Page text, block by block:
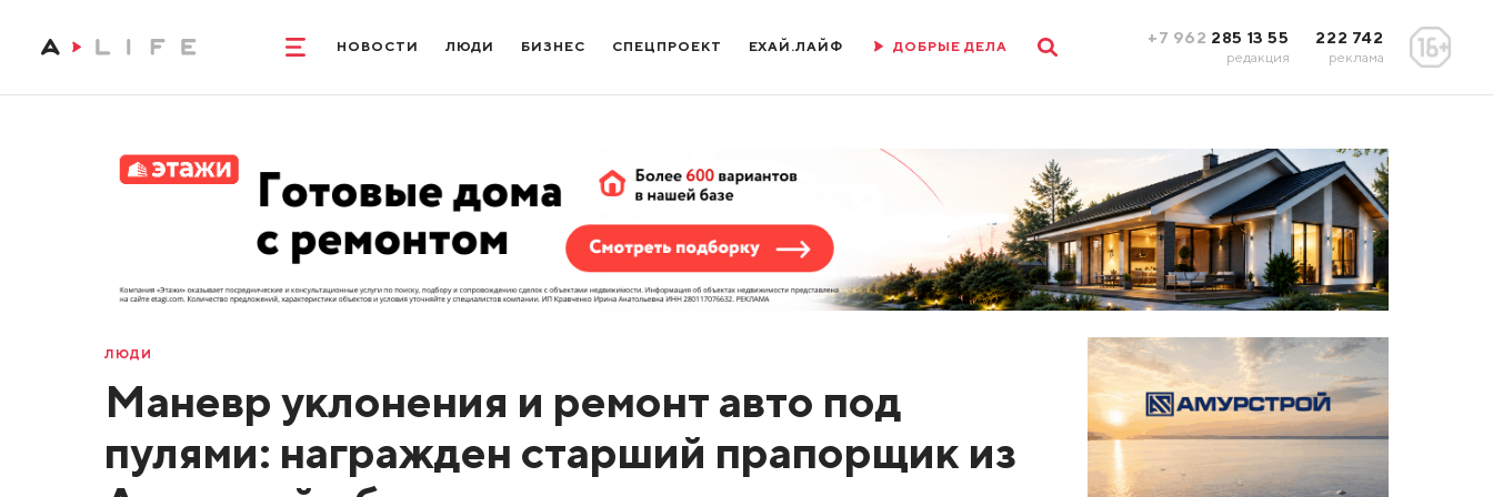
НОВОСТИ ЛЮДИ БИЗНЕС СПЕЦПРОЕКТ ЕХАЙ.ЛАЙФ ДОБРЫЕ ДЕЛА +7 962 285 13 55
редакция
222 742
реклама
ЛЮДИ
Маневр уклонения и ремонт авто под
пулями: награжден старший прапорщик из